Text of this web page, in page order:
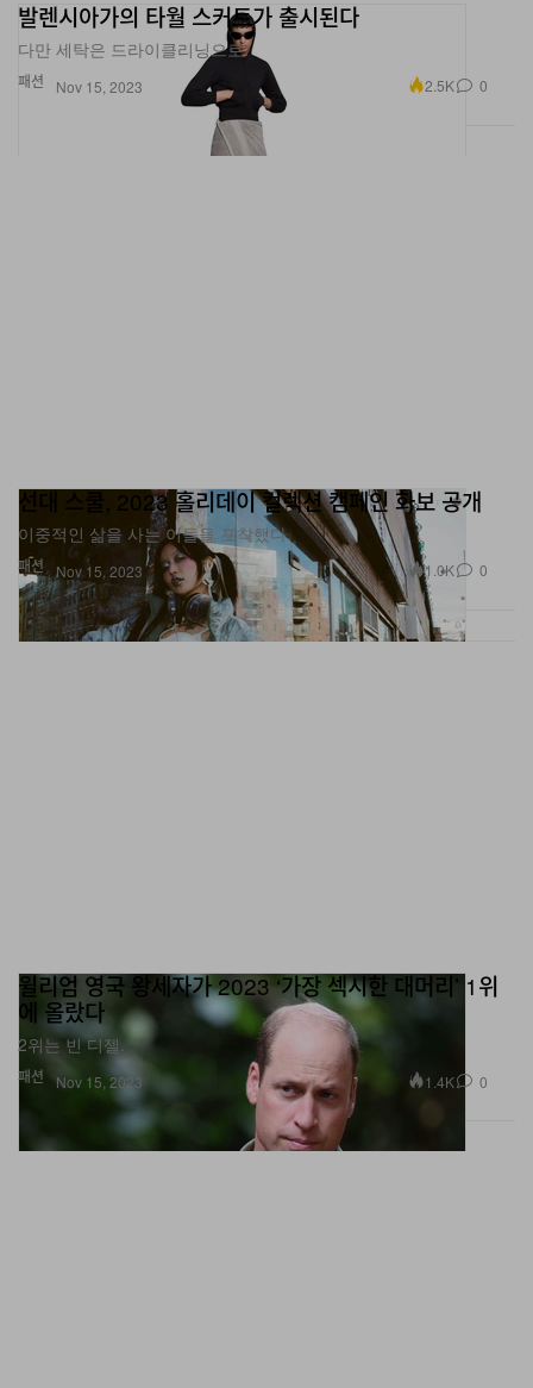
패션
발렌시아가의 타월 스커트가 출시된다
다만 세탁은 드라이클리닝으로.
Nov 15, 2023 2.5K 0
패션
선대 스쿨, 2023 홀리데이 컬렉션 캠페인 화보 공개
이중적인 삶을 사는 이들을 포착했다.
Nov 15, 2023 1.0K 0
패션
윌리엄 영국 왕세자가 2023 ‘가장 섹시한 대머리’ 1위
에 올랐다
2위는 빈 디젤.
Nov 15, 2023 1.4K 0